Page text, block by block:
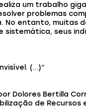
um trabalho
problemas
No entanto, muitas
sistemática, seus
(…)”
Dolores Bertilla
de